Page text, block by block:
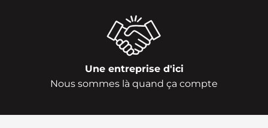
Une entreprise d'ici
Nous sommes là quand ça compte